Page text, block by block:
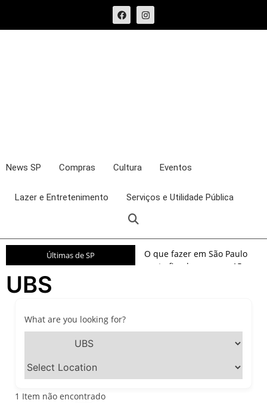
News SP Compras Cultura Eventos
Lazer e Entretenimento Serviços e Utilidade Pública
Últimas de SP
O que fazer em São Paulo
neste fim de semana: 15
pedaço da Itália durante
em agosto de 2026: festas
italianas, eventos,
UBS
What are you looking for?
1 Item não encontrado